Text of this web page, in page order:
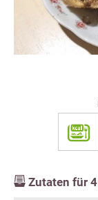
Zutaten für 4